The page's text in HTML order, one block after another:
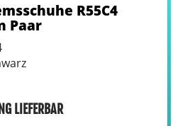
R55C4
Paar
LIEFERBAR